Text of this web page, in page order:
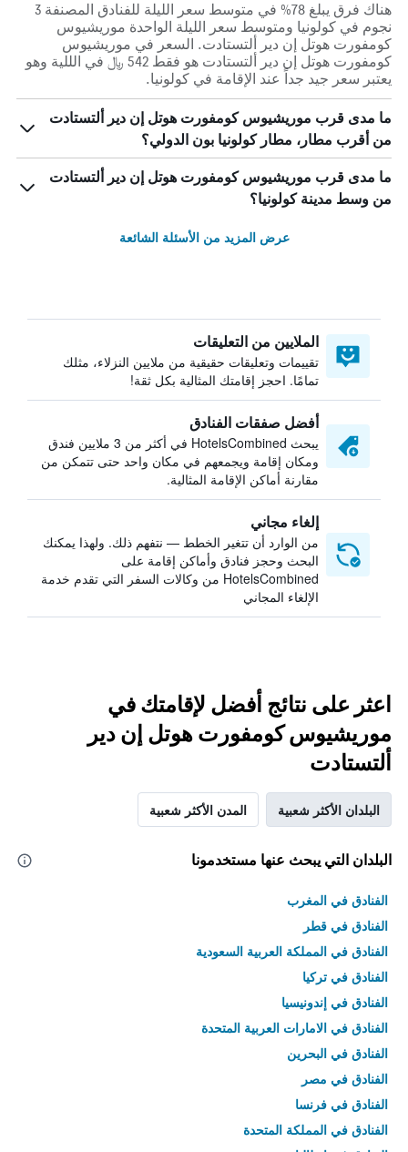
هناك فرق يبلغ 78% في متوسط ​​سعر الليلة للفنادق المصنفة 3
نجوم في كولونيا ومتوسط ​​سعر الليلة الواحدة موريشيوس
كومفورت هوتل إن دير ألتستادت. السعر في موريشيوس
كومفورت هوتل إن دير ألتستادت هو فقط 542 ﷼ في الللية وهو
يعتبر سعر جيد جداً عند الإقامة في كولونيا.
ما مدى قرب موريشيوس كومفورت هوتل إن دير ألتستادت
من أقرب مطار، مطار كولونيا بون الدولي؟
ما مدى قرب موريشيوس كومفورت هوتل إن دير ألتستادت
من وسط مدينة كولونيا؟
عرض المزيد من الأسئلة الشائعة
الملايين من التعليقات
تقييمات وتعليقات حقيقية من ملايين النزلاء، مثلك
تمامًا. احجز إقامتك المثالية بكل ثقة!
أفضل صفقات الفنادق
يبحث HotelsCombined في أكثر من 3 ملايين فندق
ومكان إقامة ويجمعهم في مكان واحد حتى تتمكن من
مقارنة أماكن الإقامة المثالية.
إلغاء مجاني
من الوارد أن تتغير الخطط — نتفهم ذلك. ولهذا يمكنك
البحث وحجز فنادق وأماكن إقامة على
HotelsCombined من وكالات السفر التي تقدم خدمة
الإلغاء المجاني
اعثر على نتائج أفضل لإقامتك في
موريشيوس كومفورت هوتل إن دير
ألتستادت
البلدان الأكثر شعبية المدن الأكثر شعبية
البلدان التي يبحث عنها مستخدمونا
الفنادق في المغرب
الفنادق في قطر
الفنادق في المملكة العربية السعودية
الفنادق في تركيا
الفنادق في إندونيسيا
الفنادق في الامارات العربية المتحدة
الفنادق في البحرين
الفنادق في مصر
الفنادق في فرنسا
الفنادق في المملكة المتحدة